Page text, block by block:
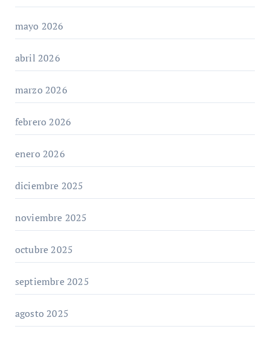
mayo 2026
abril 2026
marzo 2026
febrero 2026
enero 2026
diciembre 2025
noviembre 2025
octubre 2025
septiembre 2025
agosto 2025